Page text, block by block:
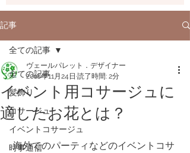
記事
全ての記事
髪飾り
コサージュ
イベントコサージュ
時事通信
全ての記事
イベント用コサージュに
適したお花とは？
ヴェールパレット．デザイナー
2018年11月24日 読了時間: 2分
海外でのパーティなどのイベントコサ